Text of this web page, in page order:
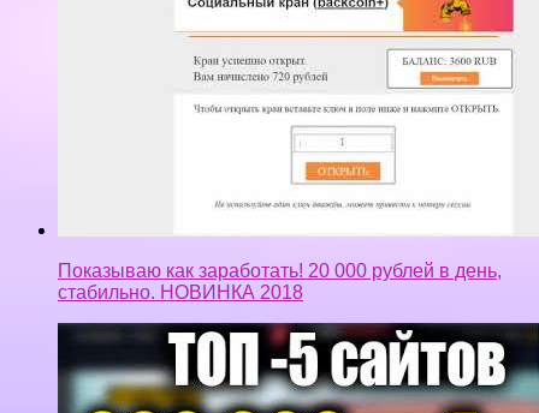
Показываю как заработать! 20 000 рублей в день,
стабильно. НОВИНКА 2018